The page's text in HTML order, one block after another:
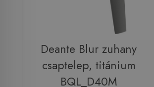
Deante Blur zuhany
csaptelep, titánium
BQL_D40M